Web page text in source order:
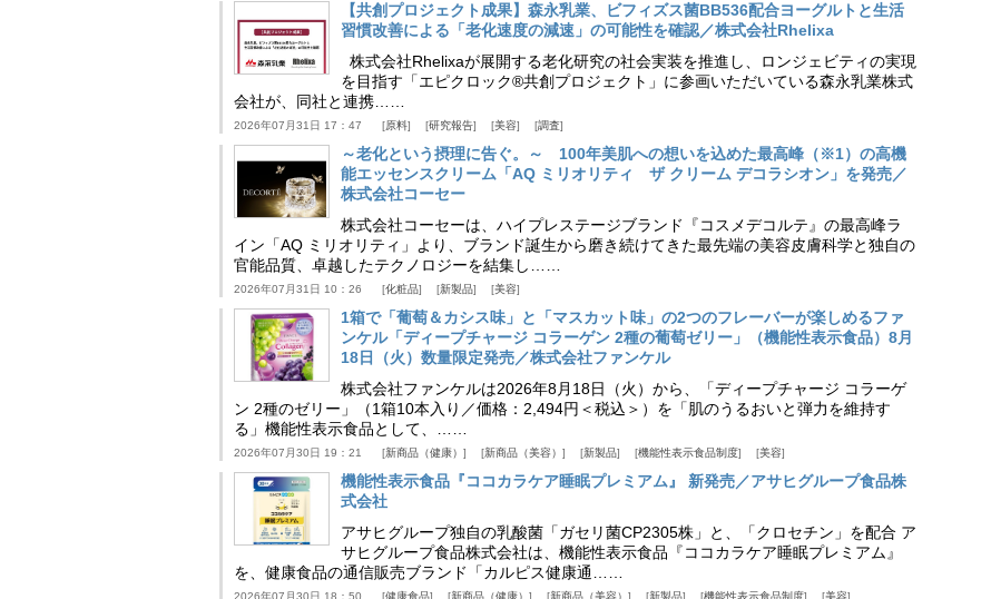
【共創プロジェクト成果】森永乳業、ビフィズス菌BB536配合ヨーグルトと生活
習慣改善による「老化速度の減速」の可能性を確認／株式会社Rhelixa
株式会社Rhelixaが展開する老化研究の社会実装を推進し、ロンジェビティの実現
を目指す「エピクロック®共創プロジェクト」に参画いただいている森永乳業株式
会社が、同社と連携……
2026年07月31日 17：47 原料 研究報告 美容 調査
～老化という摂理に告ぐ。～ 100年美肌への想いを込めた最高峰（※1）の高機
能エッセンスクリーム「AQ ミリオリティ ザ クリーム デコラシオン」を発売／
株式会社コーセー
株式会社コーセーは、ハイプレステージブランド『コスメデコルテ』の最高峰ラ
イン「AQ ミリオリティ」より、ブランド誕生から磨き続けてきた最先端の美容皮膚科学と独自の
官能品質、卓越したテクノロジーを結集し……
2026年07月31日 10：26 化粧品 新製品 美容
1箱で「葡萄＆カシス味」と「マスカット味」の2つのフレーバーが楽しめるファ
ンケル「ディープチャージ コラーゲン 2種の葡萄ゼリー」（機能性表示食品）8月
18日（火）数量限定発売／株式会社ファンケル
株式会社ファンケルは2026年8月18日（火）から、「ディープチャージ コラーゲ
ン 2種のゼリー」（1箱10本入り／価格：2,494円＜税込＞）を「肌のうるおいと弾力を維持す
る」機能性表示食品として、……
2026年07月30日 19：21 新商品（健康） 新商品（美容） 新製品 機能性表示食品制度 美容
機能性表示食品『ココカラケア睡眠プレミアム』 新発売／アサヒグループ食品株
式会社
アサヒグループ独自の乳酸菌「ガセリ菌CP2305株」と、「クロセチン」を配合 ア
サヒグループ食品株式会社は、機能性表示食品『ココカラケア睡眠プレミアム』
を、健康食品の通信販売ブランド「カルピス健康通……
2026年07月30日 18：50 健康食品 新商品（健康） 新商品（美容） 新製品 機能性表示食品制度 美容